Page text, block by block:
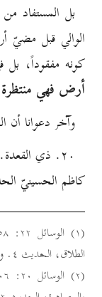
بل المستفاد من
الوالي قبل مضيّ
كونه مفقوداً، بل
أرض فهي منتظرة
وآخر دعوانا أن
۲٠. ذي القعدة. ۱٤۱۹ هـ ق
كاظم الحسينيّ
الطلاق، الحديث ٤. وراجع أيضاً باقي روايات الباب.